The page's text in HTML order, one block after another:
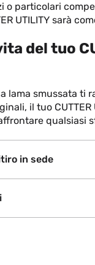
o particolari
UTILITY sarà
del tuo
lama smussata ti
il tuo CUTTER
qualsiasi
in sede